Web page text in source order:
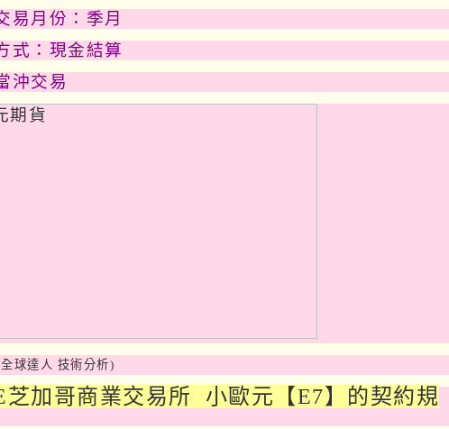
易月份：季月
式：現金結算
沖交易
球達人 技術分析)
芝加哥商業交易所 小歐元【E7】的契約規